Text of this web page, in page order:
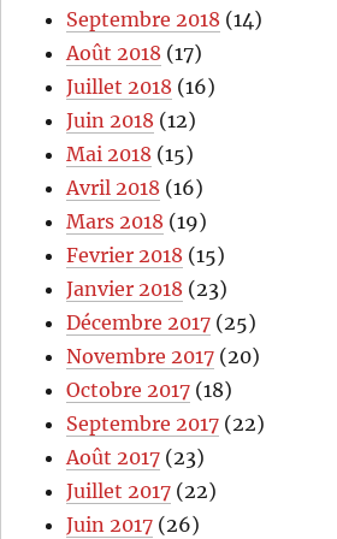
Septembre 2018 (14)
Août 2018 (17)
Juillet 2018 (16)
Juin 2018 (12)
Mai 2018 (15)
Avril 2018 (16)
Mars 2018 (19)
Fevrier 2018 (15)
Janvier 2018 (23)
Décembre 2017 (25)
Novembre 2017 (20)
Octobre 2017 (18)
Septembre 2017 (22)
Août 2017 (23)
Juillet 2017 (22)
Juin 2017 (26)